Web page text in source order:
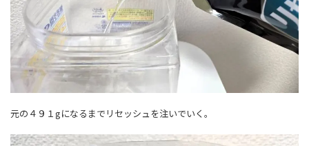
元の４９１gになるまでリセッシュを注いでいく。